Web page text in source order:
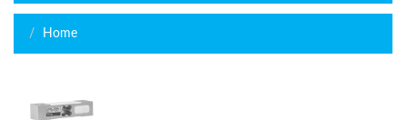
Home